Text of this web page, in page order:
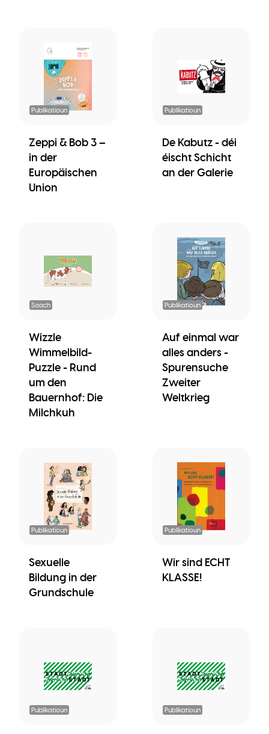
Publikatioun
Zeppi & Bob 3 –
in der
Europäischen
Union
Publikatioun
De Kabutz - déi
éischt Schicht
an der Galerie
Saach
Wizzle
Wimmelbild-
Puzzle - Rund
um den
Bauernhof: Die
Milchkuh
Publikatioun
Auf einmal war
alles anders -
Spurensuche
Zweiter
Weltkrieg
Publikatioun
Sexuelle
Bildung in der
Grundschule
Publikatioun
Wir sind ECHT
KLASSE!
Publikatioun Publikatioun